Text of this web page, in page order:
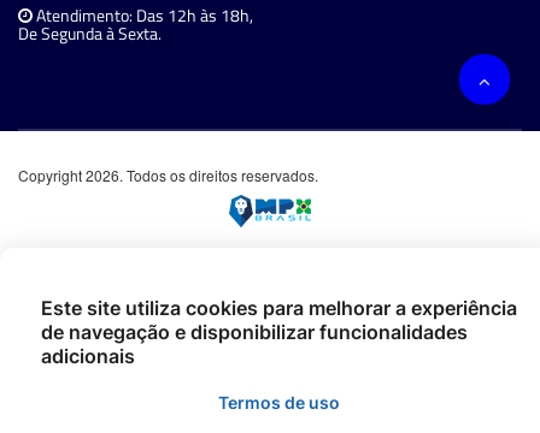
Atendimento: Das 12h às 18h,
De Segunda à Sexta.
Copyright 2026. Todos os direitos reservados.
Este site utiliza cookies para melhorar a experiência
de navegação e disponibilizar funcionalidades
adicionais
Termos de uso